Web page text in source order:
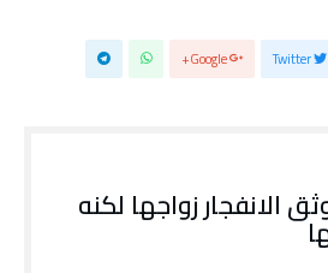
Twitter
Google+
الانفجار زواجها لكنه